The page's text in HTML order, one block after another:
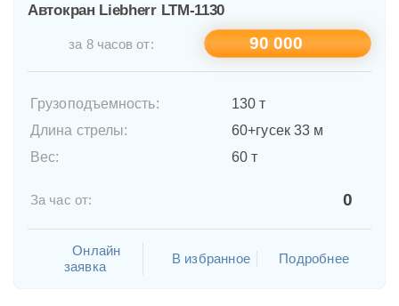
Автокран Liebherr LTM-1130
за 8 часов от: 90 000
Грузоподъемность:
130 т
Длина стрелы:
60+гусек 33 м
Вес:
60 т
За час от: 0
Онлайн
заявка
В избранное Подробнее